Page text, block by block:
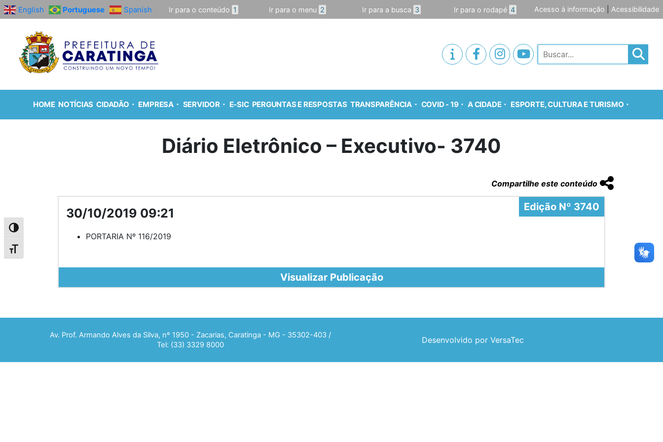
Alternar alto contraste
Alternar tamanho da fonte
English Portuguese Spanish Ir para o conteúdo 1 Ir para o menu 2 Ir para a busca 3 Ir para o rodapé 4 Acesso à informação Acessibilidade
Pesquisar
HOME NOTÍCIAS CIDADÃO EMPRESA SERVIDOR E-SIC PERGUNTAS E RESPOSTAS TRANSPARÊNCIA COVID - 19 A CIDADE ESPORTE, CULTURA E TURISMO
Diário Eletrônico – Executivo- 3740
Compartilhe este conteúdo
Edição Nº 3740
30/10/2019 09:21
PORTARIA Nº 116/2019
Visualizar Publicação
Av. Prof. Armando Alves da Silva, nº 1950 - Zacarias, Caratinga - MG - 35302-403 /
Tel: (33) 3329 8000
Desenvolvido por VersaTec